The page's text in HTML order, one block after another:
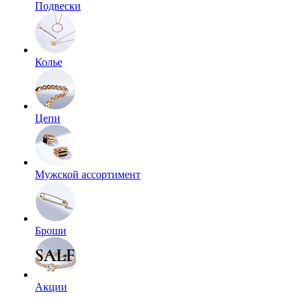
Подвески
Колье
Цепи
Мужской ассортимент
Броши
Акции